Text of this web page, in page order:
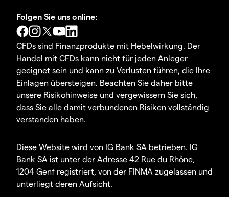
Folgen Sie uns online:
CFDs sind Finanzprodukte mit Hebelwirkung. Der
Handel mit CFDs kann nicht für jeden Anleger
geeignet sein und kann zu Verlusten führen, die Ihre
Einlagen übersteigen. Beachten Sie daher bitte
unsere Risikohinweise und vergewissern Sie sich,
dass Sie alle damit verbundenen Risiken vollständig
verstanden haben.
Diese Website wird von IG Bank SA betrieben. IG
Bank SA ist unter der Adresse 42 Rue du Rhône,
1204 Genf registriert, von der FINMA zugelassen und
unterliegt deren Aufsicht.